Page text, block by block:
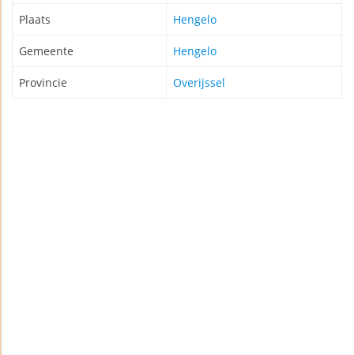
Plaats Hengelo
Gemeente Hengelo
Provincie Overijssel